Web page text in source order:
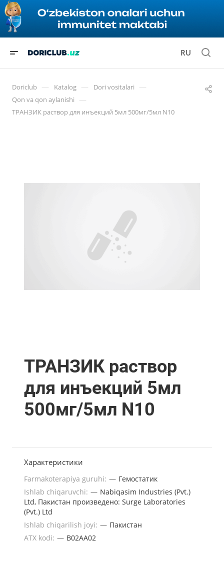
RU
Doriclub — Katalog — Dori vositalari —
Qon va qon aylanishi —
ТРАНЗИК раствор для инъекций 5мл 500мг/5мл N10
ТРАНЗИК раствор
для инъекций 5мл
500мг/5мл N10
Характеристики
Farmakoterapiya guruhi: — Гемостатик
Ishlab chiqaruvchi: — Nabiqasim Industries (Pvt.)
Ltd, Пакистан произведено: Surge Laboratories
(Pvt.) Ltd
Ishlab chiqarilish joyi: — Пакистан
ATX kodi: — B02AA02